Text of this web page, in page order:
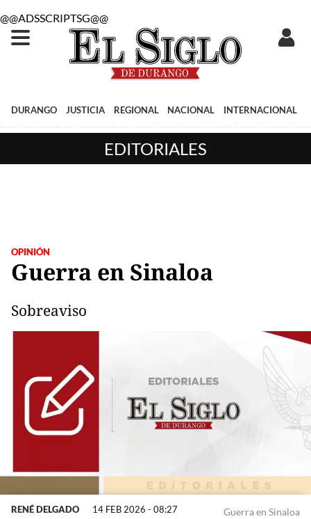
@@ADSSCRIPTSG@@
DURANGO JUSTICIA REGIONAL NACIONAL INTERNACIONAL
EDITORIALES
OPINIÓN
Guerra en Sinaloa
Sobreaviso
Guerra en Sinaloa
RENÉ DELGADO 14 FEB 2026 - 08:27